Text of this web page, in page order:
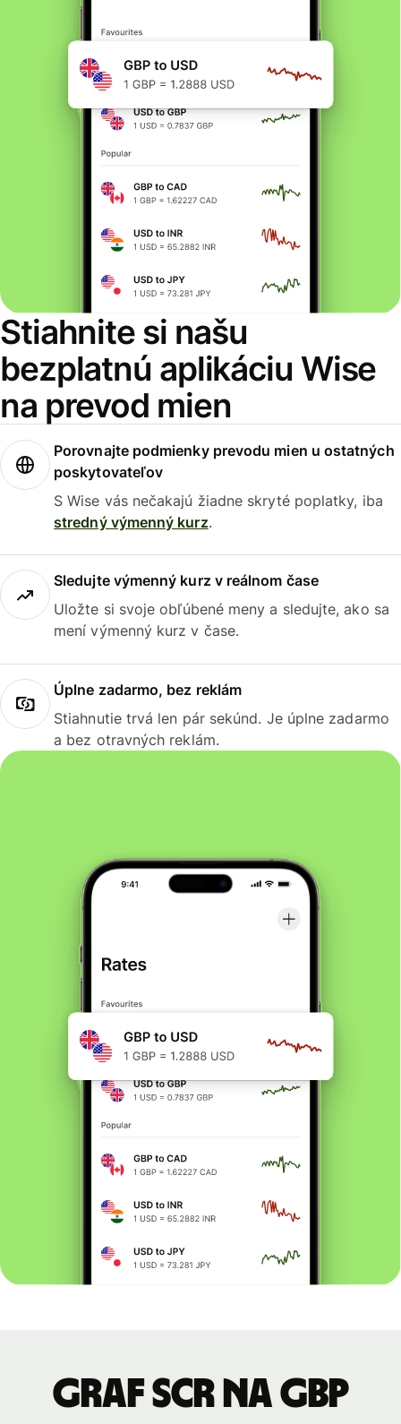
Stiahnite si našu
bezplatnú aplikáciu Wise
na prevod mien
Porovnajte podmienky prevodu mien u ostatných
poskytovateľov
S Wise vás nečakajú žiadne skryté poplatky, iba
stredný výmenný kurz.
Sledujte výmenný kurz v reálnom čase
Uložte si svoje obľúbené meny a sledujte, ako sa
mení výmenný kurz v čase.
Úplne zadarmo, bez reklám
Stiahnutie trvá len pár sekúnd. Je úplne zadarmo
a bez otravných reklám.
graf SCR na GBP